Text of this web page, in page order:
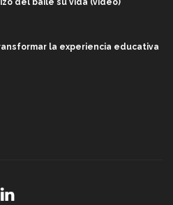
la experiencia educativa